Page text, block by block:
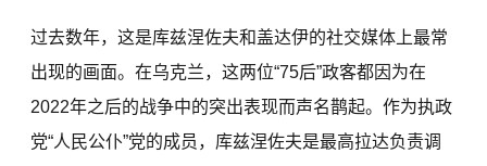
过去数年，这是库兹涅佐夫和盖达伊的社交媒体上最常
出现的画面。在乌克兰，这两位“75后”政客都因为在
2022年之后的战争中的突出表现而声名鹊起。作为执政
党“人民公仆”党的成员，库兹涅佐夫是最高拉达负责调